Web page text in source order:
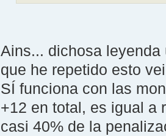
Ains... dichosa
que he repetido esto
SÍ funciona con las
+12 en total, es igual a
casi 40% de la